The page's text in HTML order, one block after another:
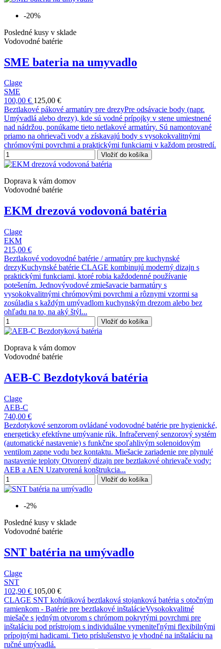
-20%
Posledné kusy v sklade
Vodovodné batérie
SME bateria na umyvadlo
Clage
SME
100,00 € 125,00 €
Beztlakové pákové armatúry pre drezyPre odsávacie body (napr.
Umývadlá alebo drezy), kde sú vodné prípojky v stene umiestnené
nad nádržou, ponúkame tieto netlakové armatúry. Sú namontované
priamo na ohrievači vody a získavajú body s vysokokvalitnými
chrómovými povrchmi a praktickými funkciami v každom prostredí.
Vložiť do košíka
Doprava k vám domov
Vodovodné batérie
EKM drezová vodovoná batéria
Clage
EKM
215,00 €
Beztlakové vodovodné batérie / armatúry pre kuchynské
drezyKuchynské batérie CLAGE kombinujú moderný dizajn s
praktickými funkciami, ktoré robia každodenné používanie
potešením. Jednovývodové zmiešavacie barmatúry s
vysokokvalitnými chrómovými povrchmi a rôznymi vzormi sa
zosúladia s každým umývadlom kuchynským drezom alebo bez
ohľadu na to, na aký štýl...
Vložiť do košíka
Doprava k vám domov
Vodovodné batérie
AEB-C Bezdotyková batéria
Clage
AEB-C
740,00 €
Bezdotykové senzorom ovládané vodovodné batérie pre hygienické,
energeticky efektívne umývanie rúk. Infračervený senzorový systém
(automatické nastavenie) s funkčne spoľahlivým solenoidovým
ventilom zapne vodu bez kontaktu. Miešacie zariadenie pre plynulé
nastavenie teploty Otvorený dizajn pre beztlakové ohrievače vody:
AEB a AEN Uzatvorená konštrukcia...
Vložiť do košíka
-2%
Posledné kusy v sklade
Vodovodné batérie
SNT batéria na umývadlo
Clage
SNT
102,90 € 105,00 €
CLAGE SNT kohútiková beztlaková stojanková batéria s otočným
ramienkom - Batérie pre beztlakové inštalácieVysokokvalitné
miešače s jedným otvorom s chrómom pokrytými povrchmi pre
inštaláciu pod prístrojom s individuálne vymeniteľnými flexibilnými
prípojnými hadicami. Tieto príslušenstvo je vhodné na inštaláciu na
ručné umývadlá.